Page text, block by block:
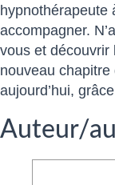
hypnothérapeute
accompagner.
vous et découvrir
nouveau
aujourd’hui,
Auteur/